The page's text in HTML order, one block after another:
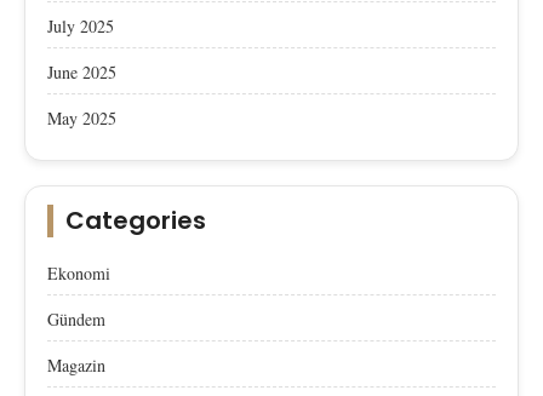
July 2025
June 2025
May 2025
Categories
Ekonomi
Gündem
Magazin